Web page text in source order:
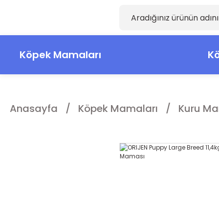
Köpek Mamaları
Anasayfa Köpek Mamaları Kuru